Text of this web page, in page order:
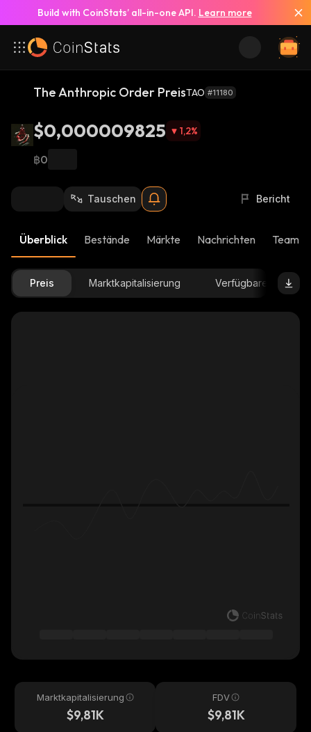
Build with CoinStats’ all-in-one API. Learn more
The Anthropic Order PreisTAO #11180
$0,000009825 1,2%
฿0
Tauschen Bericht
Überblick Bestände Märkte Nachrichten Team-
Preis Marktkapitalisierung Verfügbare Menge
Marktkapitalisierung
$9,81K
FDV
$9,81K